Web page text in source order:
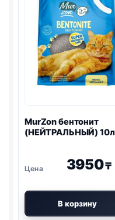
MurZonбентонит
(НЕЙТРАЛЬНЫЙ) 10л
3950₸
В корзину